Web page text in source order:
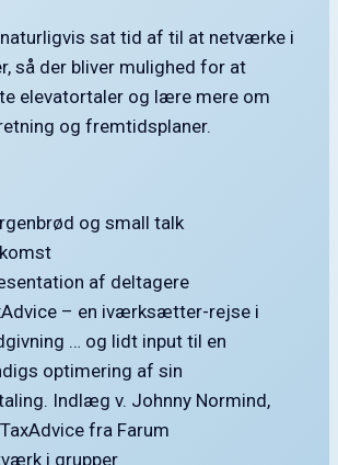
sat tid af til at netværke i
så der bliver mulighed for at
elevatortaler og lære mere om
og fremtidsplaner.
og small talk
af deltagere
– en iværksætter-rejse i
… og lidt input til en
optimering af sin
Indlæg v. Johnny Normind,
fra Farum
i grupper